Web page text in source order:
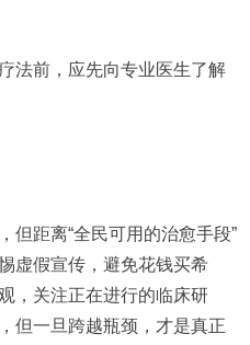
法前，应先向专业医生了解
但距离“全民可用的治愈手段”
虚假宣传，避免花钱买希
，关注正在进行的临床研
但一旦跨越瓶颈，才是真正